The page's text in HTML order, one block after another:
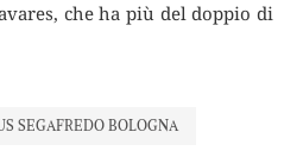
che ha più del doppio di
SEGAFREDO BOLOGNA